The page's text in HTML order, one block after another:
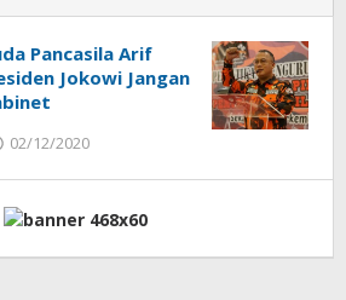
Pancasila Arif
Jokowi Jangan
02/12/2020